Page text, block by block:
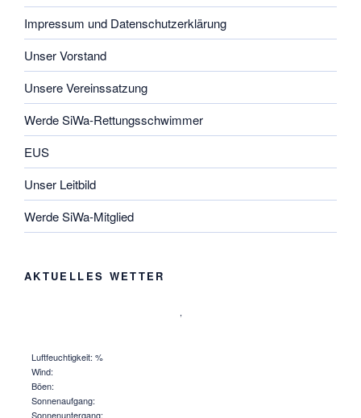
Impressum und Datenschutzerklärung
Unser Vorstand
Unsere Vereinssatzung
Werde SiWa-Rettungsschwimmer
EUS
Unser Leitbild
Werde SiWa-Mitglied
AKTUELLES WETTER
,
Luftfeuchtigkeit: %
Wind:
Böen:
Sonnenaufgang:
Sonnenuntergang: